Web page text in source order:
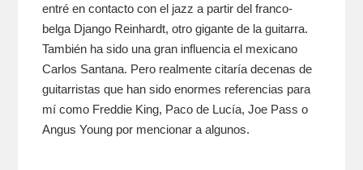
entré en contacto con el jazz a partir del franco-
belga Django Reinhardt, otro gigante de la guitarra.
También ha sido una gran influencia el mexicano
Carlos Santana. Pero realmente citaría decenas de
guitarristas que han sido enormes referencias para
mí como Freddie King, Paco de Lucía, Joe Pass o
Angus Young por mencionar a algunos.